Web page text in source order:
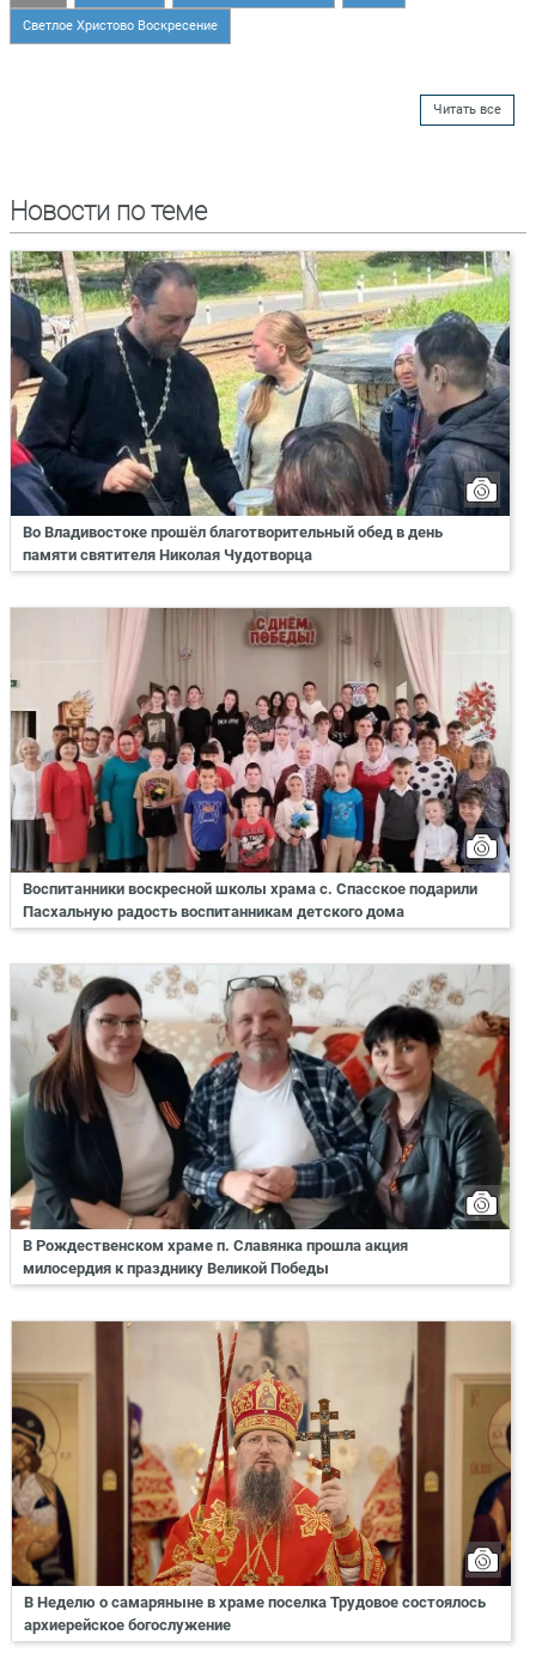
Светлое Христово Воскресение
Читать все
Новости по теме
Во Владивостоке прошёл благотворительный обед в день
памяти святителя Николая Чудотворца
Воспитанники воскресной школы храма с. Спасское подарили
Пасхальную радость воспитанникам детского дома
В Рождественском храме п. Славянка прошла акция
милосердия к празднику Великой Победы
В Неделю о самаряныне в храме поселка Трудовое состоялось
архиерейское богослужение